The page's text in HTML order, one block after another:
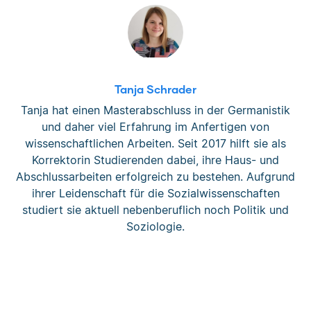
Tanja Schrader
Tanja hat einen Masterabschluss in der Germanistik
und daher viel Erfahrung im Anfertigen von
wissenschaftlichen Arbeiten. Seit 2017 hilft sie als
Korrektorin Studierenden dabei, ihre Haus- und
Abschlussarbeiten erfolgreich zu bestehen. Aufgrund
ihrer Leidenschaft für die Sozialwissenschaften
studiert sie aktuell nebenberuflich noch Politik und
Soziologie.